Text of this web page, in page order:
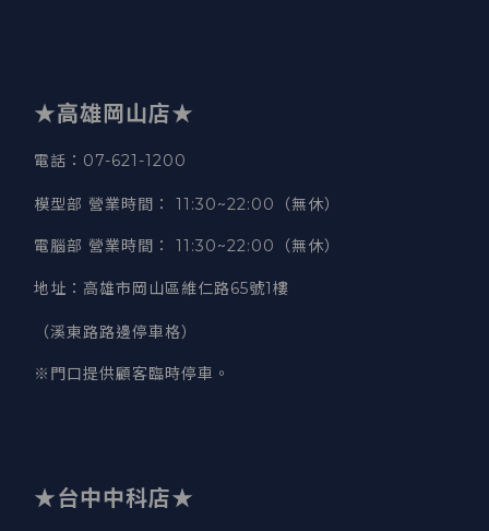
★高雄岡山店★
電話：07-621-1200
模型部 營業時間 ： 11:30~22:00（無休）
電腦部 營業時間 ： 11:30~22:00（無休）
地址 ： 高雄市岡山區維仁路65號1樓
（溪東路路邊停車格）
※門口提供顧客臨時停車。
★台中中科店★